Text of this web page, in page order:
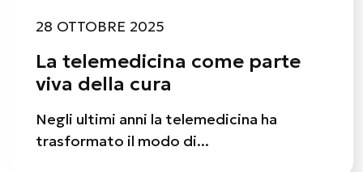
28 OTTOBRE 2025
La telemedicina come parte
viva della cura
Negli ultimi anni la telemedicina ha
trasformato il modo di...